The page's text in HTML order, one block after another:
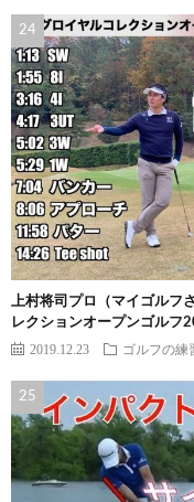
上村将司プロ（マイゴルフ
レクションオープンゴルフ
2019.12.23 ゴルフの練